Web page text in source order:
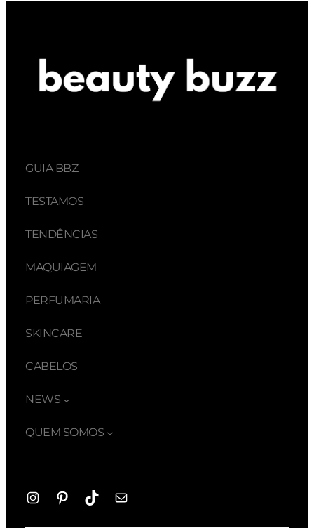
GUIA BBZ
TESTAMOS
TENDÊNCIAS
MAQUIAGEM
PERFUMARIA
SKINCARE
CABELOS
NEWS
QUEM SOMOS
InstagramPinterestTikTokE-